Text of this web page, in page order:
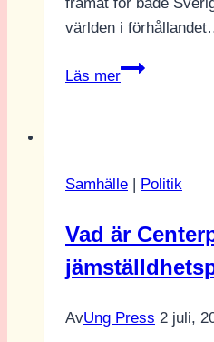
framåt för både
världen i
Läs mer
Pennan,
mot
rättigheter
Samhälle Politik
Vad är
AvUng Press 2 juli,